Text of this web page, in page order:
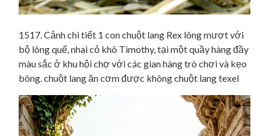
1517. Cảnh chi tiết 1 con chuột lang Rex lông mượt với
bộ lông quế, nhai cỏ khô Timothy, tại một quầy hàng đầy
màu sắc ở khu hội chợ với các gian hàng trò chơi và kẹo
bông. chuột lang ăn cơm được không chuột lang texel